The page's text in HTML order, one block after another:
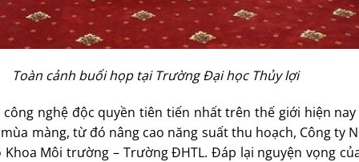
Toàn cảnh buổi họp tại Trường Đại học Thủy lợi
nghệ độc quyền tiên tiến nhất trên thế giới hiện
màng, từ đó nâng cao năng suất thu hoạch, Công ty
Môi trường – Trường ĐHTL. Đáp lại nguyện vọng